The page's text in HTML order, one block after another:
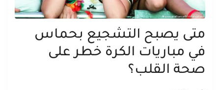
متى يصبح التشجيع بحماس
في مباريات الكرة خطر على
صحة القلب؟